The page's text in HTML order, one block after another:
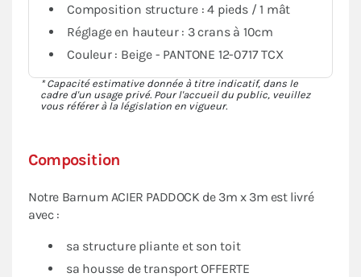
Composition
Notre Barnum ACIER PADDOCK de 3m x 3m est livré
avec :
sa structure pliante et son toit
sa housse de transport OFFERTE
Composition structure : 4 pieds / 1 mât
Réglage en hauteur : 3 crans à 10cm
Couleur : Beige - PANTONE 12-0717 TCX
* Capacité estimative donnée à titre indicatif, dans le
cadre d'un usage privé. Pour l'accueil du public, veuillez
vous référer à la législation en vigueur.